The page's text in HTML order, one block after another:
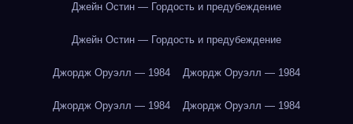
Джейн Остин — Гордость и предубеждение
Джейн Остин — Гордость и предубеждение
Джордж Оруэлл — 1984 Джордж Оруэлл — 1984
Джордж Оруэлл — 1984 Джордж Оруэлл — 1984